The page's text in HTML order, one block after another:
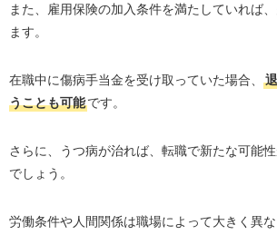
また、雇用保険の加入条件を満たしていれば
ます。
在職中に傷病手当金を受け取っていた場合、
うことも可能です。
さらに、うつ病が治れば、転職で新たな可能
でしょう。
労働条件や人間関係は職場によって大きく異